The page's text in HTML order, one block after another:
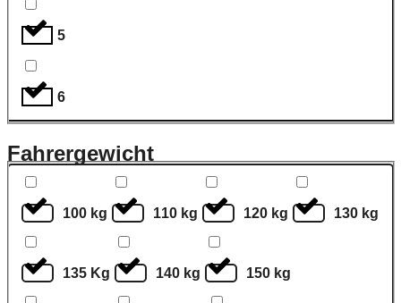
5
6
Fahrergewicht
100 kg 110 kg 120 kg 130 kg
135 Kg 140 kg 150 kg